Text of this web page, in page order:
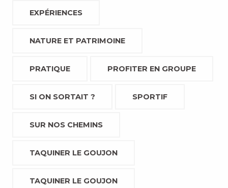
EXPÉRIENCES
NATURE ET PATRIMOINE
PRATIQUE PROFITER EN GROUPE
SI ON SORTAIT ? SPORTIF
SUR NOS CHEMINS
TAQUINER LE GOUJON
TAQUINER LE GOUJON